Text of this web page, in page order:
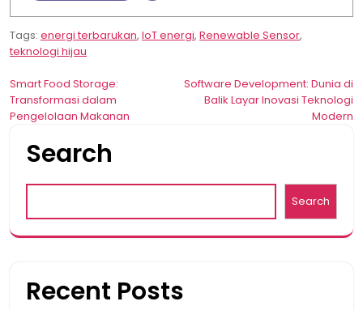
Tags: energi terbarukan, IoT energi, Renewable Sensor,
teknologi hijau
Post
navigation
Smart Food Storage:
Transformasi dalam
Pengelolaan Makanan
Software Development: Dunia di
Balik Layar Inovasi Teknologi
Modern
Search
Search
Recent Posts